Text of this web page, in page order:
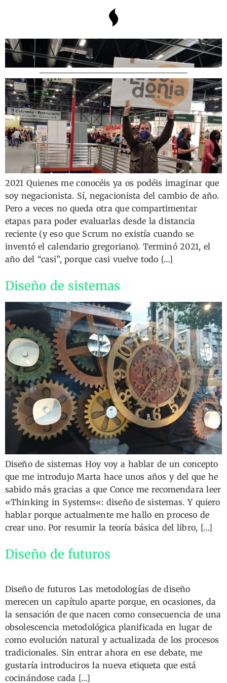
2021 Quienes me conocéis ya os podéis imaginar que
soy negacionista. Sí, negacionista del cambio de año.
Pero a veces no queda otra que compartimentar
etapas para poder evaluarlas desde la distancia
reciente (y eso que Scrum no existía cuando se
inventó el calendario gregoriano). Terminó 2021, el
año del “casi”, porque casi vuelve todo […]
Diseño de sistemas
Diseño de sistemas Hoy voy a hablar de un concepto
que me introdujo Marta hace unos años y del que he
sabido más gracias a que Conce me recomendara leer
«Thinking in Systems«: diseño de sistemas. Y quiero
hablar porque actualmente me hallo en proceso de
crear uno. Por resumir la teoría básica del libro, […]
Diseño de futuros
Diseño de futuros Las metodologías de diseño
merecen un capítulo aparte porque, en ocasiones, da
la sensación de que nacen como consecuencia de una
obsolescencia metodológica planificada en lugar de
como evolución natural y actualizada de los procesos
tradicionales. Sin entrar ahora en ese debate, me
gustaría introduciros la nueva etiqueta que está
cocinándose cada […]